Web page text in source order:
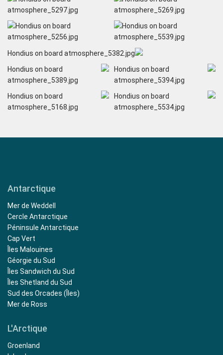
Antarctique
Mer de Weddell
Cercle Antarctique
Péninsule Antarctique
Cap Vert
Îles Malouines
Géorgie du Sud
Îles Sandwich du Sud
Îles Shetland du Sud
Sud des Orcades (Îles)
Mer de Ross
L'Arctique
Groenland